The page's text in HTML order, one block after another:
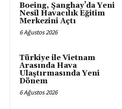
Boeing, Şanghay’da Yeni
Nesil Havacılık Eğitim
Merkezini Açtı
6 Ağustos 2026
Türkiye ile Vietnam
Arasında Hava
Ulaştırmasında Yeni
Dönem
6 Ağustos 2026